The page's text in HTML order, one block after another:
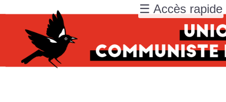
☰ Accès rapide